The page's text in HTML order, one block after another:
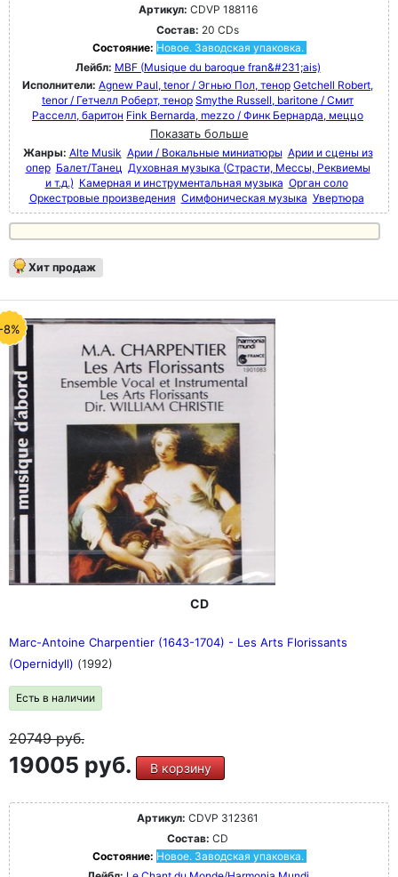
Артикул: CDVP 188116
Состав: 20 CDs
Состояние: Новое. Заводская упаковка.
Лейбл: MBF (Musique du baroque fran&#231;ais)
Исполнители: Agnew Paul, tenor / Эгнью Пол, тенор Getchell Robert,
tenor / Гетчелл Роберт, тенор Smythe Russell, baritone / Смит
Расселл, баритон Fink Bernarda, mezzo / Финк Бернарда, меццо
Показать больше
Жанры: Alte Musik Арии / Вокальные миниатюры Арии и сцены из
опер Балет/Танец Духовная музыка (Страсти, Мессы, Реквиемы
и т.д.) Камерная и инструментальная музыка Орган соло
Оркестровые произведения Симфоническая музыка Увертюра
Хит продаж
8%
CD
Marc-Antoine Charpentier (1643-1704) - Les Arts Florissants
(Opernidyll) (1992)
Есть в наличии
20749руб.
19005 руб. В корзину
Артикул: CDVP 312361
Состав: CD
Состояние: Новое. Заводская упаковка.